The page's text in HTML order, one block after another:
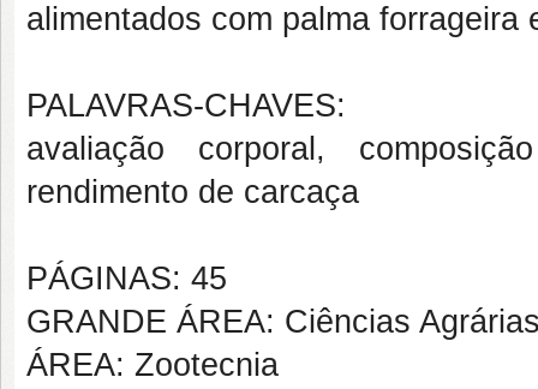
alimentados com palma forrageira
PALAVRAS-CHAVES:
avaliação corporal,
rendimento de carcaça
PÁGINAS: 45
GRANDE ÁREA: Ciências
ÁREA: Zootecnia